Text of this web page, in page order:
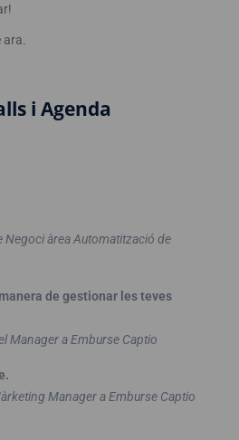
ara.
i Agenda
Negoci àrea Automatització de
de gestionar les teves
Manager a Emburse Captio
Manager a Emburse Captio